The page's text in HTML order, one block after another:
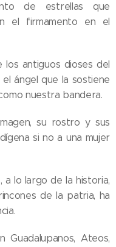
de estrellas que
el firmamento en el
antiguos dioses del
ángel que la sostiene
nuestra bandera.
su rostro y sus
si no a una mujer
a lo largo de la historia,
de la patria, ha
Guadalupanos, Ateos,